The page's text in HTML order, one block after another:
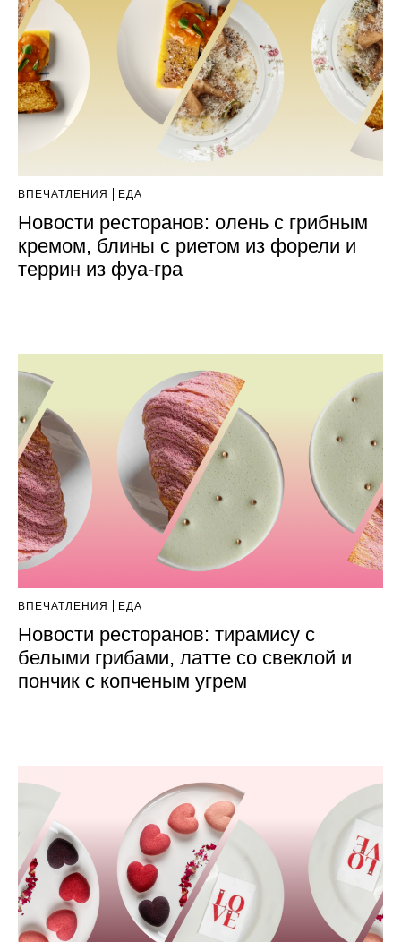
ВПЕЧАТЛЕНИЯ ЕДА
Новости ресторанов: олень с грибным
кремом, блины с риетом из форели и
террин из фуа-гра
ВПЕЧАТЛЕНИЯ ЕДА
Новости ресторанов: тирамису с
белыми грибами, латте со свеклой и
пончик с копченым угрем